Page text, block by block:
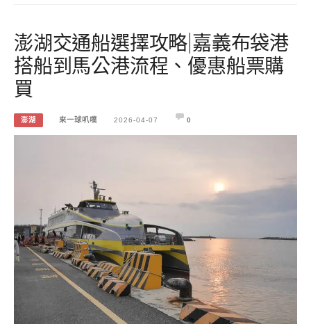
澎湖交通船選擇攻略|嘉義布袋港
搭船到馬公港流程、優惠船票購
買
澎湖 來一球叭噗 2026-04-07 0